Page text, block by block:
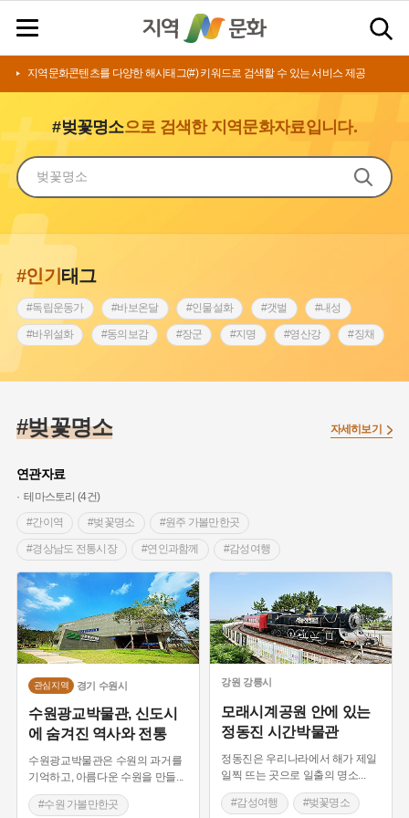
지역문화콘텐츠를 다양한 해시태그(#) 키워드로 검색할 수 있는 서비스 제공
#벚꽃명소으로 검색한 지역문화자료입니다.
#인기태그
#독립운동가 #바보온달 #인물설화 #갯벌 #내성
#바위설화 #동의보감 #장군 #지명 #영산강 #징채
#인천 #외성 #낙성대
#황해도
#조선역사
#왕건 #전라남도 지명유래 #목민관
#온라인 생활사박물관 #강동구 #제주도설화
#여성독립운동가 #조선시대 문신 #3.1운동 #애민
#김마리아 #여성 독립운동가 #28독립선언 #온달
#문화유산 #노원구 #마을 #전설 #박물관
#경기도설화 #강서구 #공예품 #원호원두표묘역 #용인
#지명유래 #블루리본 #대한민국임시정부
#용인의 전설 #끈기 #산성 #동화 #생활용품
#의병활동 #영산포 #수령 #부산 #항일투쟁
#남자현
#벚꽃명소
연관자료
테마스토리 (4건)
#간이역
#벚꽃명소 #원주 가볼만한곳
#경상남도 전통시장 #연인과함께 #감성여행
#강릉 가볼만한곳 #수원 가볼만한곳
자세히보기
관심지역 경기 수원시
수원광교박물관, 신도시
에 숨겨진 역사와 전통
수원광교박물관은 수원의 과거를
기억하고, 아름다운 수원을 만들
#수원 가볼만한곳
강원 강릉시
모래시계공원 안에 있는
정동진 시간박물관
정동진은 우리나라에서 해가 제일
일찍 뜨는 곳으로 일출의 명소
#감성여행 #벚꽃명소